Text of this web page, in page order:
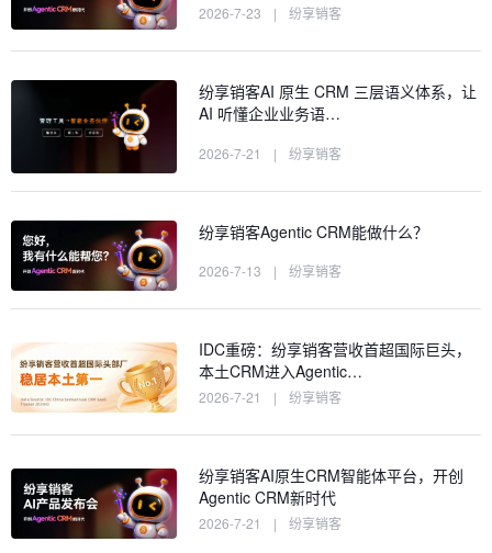
2026-7-23 | 纷享销客
纷享销客AI 原生 CRM 三层语义体系，让
AI 听懂企业业务语…
2026-7-21 | 纷享销客
纷享销客Agentic CRM能做什么？
2026-7-13 | 纷享销客
IDC重磅：纷享销客营收首超国际巨头，
本土CRM进入Agentic…
2026-7-21 | 纷享销客
纷享销客AI原生CRM智能体平台，开创
Agentic CRM新时代
2026-7-21 | 纷享销客